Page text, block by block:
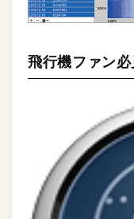
飛行機ファン